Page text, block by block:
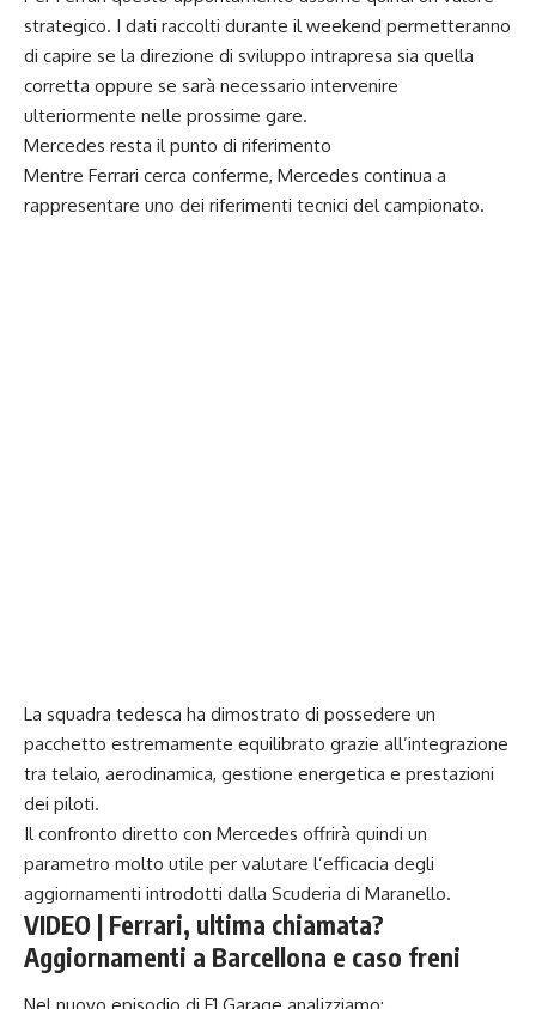
strategico. I dati raccolti durante il weekend permetteranno
di capire se la direzione di sviluppo intrapresa sia quella
corretta oppure se sarà necessario intervenire
ulteriormente nelle prossime gare.
Mercedes resta il punto di riferimento
Mentre Ferrari cerca conferme, Mercedes continua a
rappresentare uno dei riferimenti tecnici del campionato.
La squadra tedesca ha dimostrato di possedere un
pacchetto estremamente equilibrato grazie all’integrazione
tra telaio, aerodinamica, gestione energetica e prestazioni
dei piloti.
Il confronto diretto con Mercedes offrirà quindi un
parametro molto utile per valutare l’efficacia degli
aggiornamenti introdotti dalla Scuderia di Maranello.
VIDEO | Ferrari, ultima chiamata?
Aggiornamenti a Barcellona e caso freni
Nel nuovo episodio di F1 Garage analizziamo: